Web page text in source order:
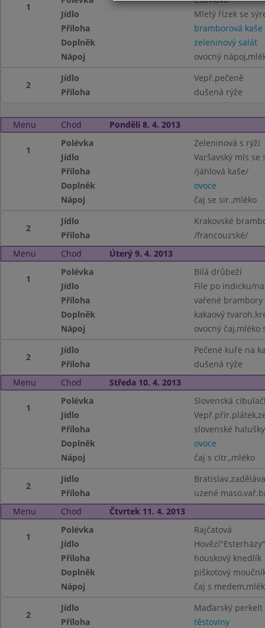
1
Jídlo
Mletý řízek se
Příloha
bramborová kaše
Doplněk
zeleninový salát
Nápoj
ovocný
2
Jídlo
Vepř.pečeně
Příloha
dušená rýže
Menu Chod Pondělí 8. 4. 2013
1
Polévka
Zeleninová s rýží
Jídlo
Varšavský mls se
Příloha
/jáhlová kaše/
Doplněk
ovoce
Nápoj
čaj se sir.,mléko
2
Jídlo
Krakovské
Příloha
/francouzské/
Menu
Chod Úterý 9. 4. 2013
1
Polévka
Bílá drůbeží
Jídlo
File po indicku/
Příloha
vařené brambory
Doplněk
kakaový
Nápoj
ovocný čaj,mléko
2
Jídlo
Pečené kuře na
Příloha
dušená rýže
Menu
Chod Středa 10. 4. 2013
1
Polévka
Slovenská
Jídlo
Příloha
slovenské halušky
Doplněk
ovoce
Nápoj
čaj s citr.,mléko
2
Jídlo
Příloha
uzené
Menu
Chod Čtvrtek 11. 4. 2013
1
Polévka
Rajčatová
Jídlo
Hovězí"Esterházy"
Příloha
houskový knedlík
Doplněk
piškotový
Nápoj
čaj s
2
Jídlo
Maďarský perkelt
Příloha
těstoviny